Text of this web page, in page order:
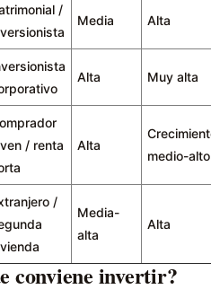
/
Media Alta
Alta Muy alta
/ renta
Alta
medio-alto
/
Media-
alta
Alta
conviene invertir?